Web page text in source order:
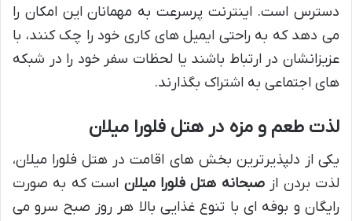
دسترس است. اینترنت پرسرعت به مهمانان این امکان را
می دهد که به راحتی ایمیل های کاری خود را چک کنند، با
عزیزانشان در ارتباط باشند یا لحظات سفر خود را در شبکه
های اجتماعی به اشتراک بگذارند.
لذت طعم و مزه در هتل فلورا میلان
یکی از دلپذیرترین بخش های اقامت در هتل فلورا میلان،
لذت بردن ازصبحانه هتل فلورا میلان است که به صورت
رایگان و بوفه ای با تنوع غذایی بالا هر روز صبح سرو می